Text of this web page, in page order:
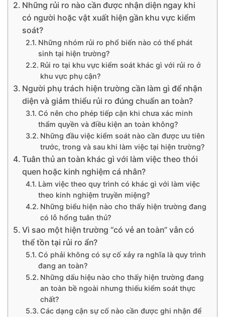
Những rủi ro nào cần được nhận diện ngay khi
có người hoặc vật xuất hiện gần khu vực kiểm
soát?
Những nhóm rủi ro phổ biến nào có thể phát
sinh tại hiện trường?
Rủi ro tại khu vực kiểm soát khác gì với rủi ro ở
khu vực phụ cận?
Người phụ trách hiện trường cần làm gì để nhận
diện và giảm thiểu rủi ro đúng chuẩn an toàn?
Có nên cho phép tiếp cận khi chưa xác minh
thẩm quyền và điều kiện an toàn không?
Những đầu việc kiểm soát nào cần được ưu tiên
trước, trong và sau khi làm việc tại hiện trường?
Tuân thủ an toàn khác gì với làm việc theo thói
quen hoặc kinh nghiệm cá nhân?
Làm việc theo quy trình có khác gì với làm việc
theo kinh nghiệm truyền miệng?
Những biểu hiện nào cho thấy hiện trường đang
có lỗ hổng tuân thủ?
Vì sao một hiện trường “có vẻ an toàn” vẫn có
thể tồn tại rủi ro ẩn?
Có phải không có sự cố xảy ra nghĩa là quy trình
đang an toàn?
Những dấu hiệu nào cho thấy hiện trường đang
an toàn bề ngoài nhưng thiếu kiểm soát thực
chất?
Các dạng cận sự cố nào cần được ghi nhận để